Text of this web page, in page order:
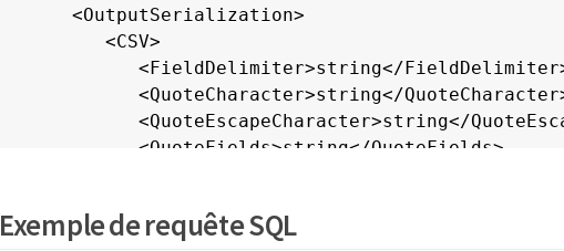
   <OutputSerialization>
      <CSV>
<FieldDelimiter>string</
<QuoteCharacter>string</
<QuoteEscapeCharacter>string</
         <QuoteFields>string</QuoteFields>
   </OutputSerialization>
Exemple de requête SQL